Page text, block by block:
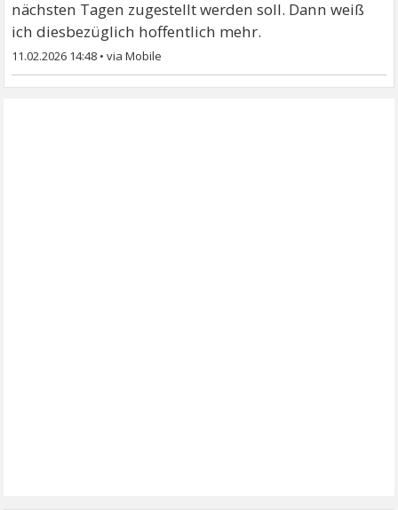
nächsten Tagen zugestellt werden soll. Dann weiß
ich diesbezüglich hoffentlich mehr.
11.02.2026 14:48 •